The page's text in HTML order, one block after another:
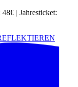
| Jahresticket: